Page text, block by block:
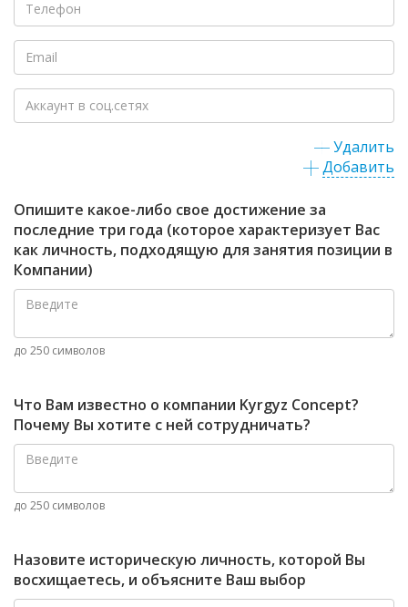
Удалить
Добавить
Опишите какое-либо свое достижение за
последние три года (которое характеризует Вас
как личность, подходящую для занятия позиции в
Компании)
до 250 символов
Что Вам известно о компании Kyrgyz Concept?
Почему Вы хотите с ней сотрудничать?
до 250 символов
Назовите историческую личность, которой Вы
восхищаетесь, и объясните Ваш выбор